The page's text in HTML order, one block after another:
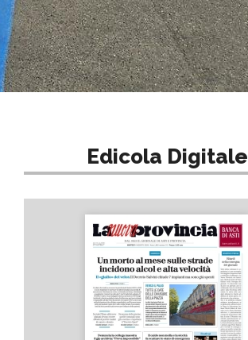
Edicola Digitale